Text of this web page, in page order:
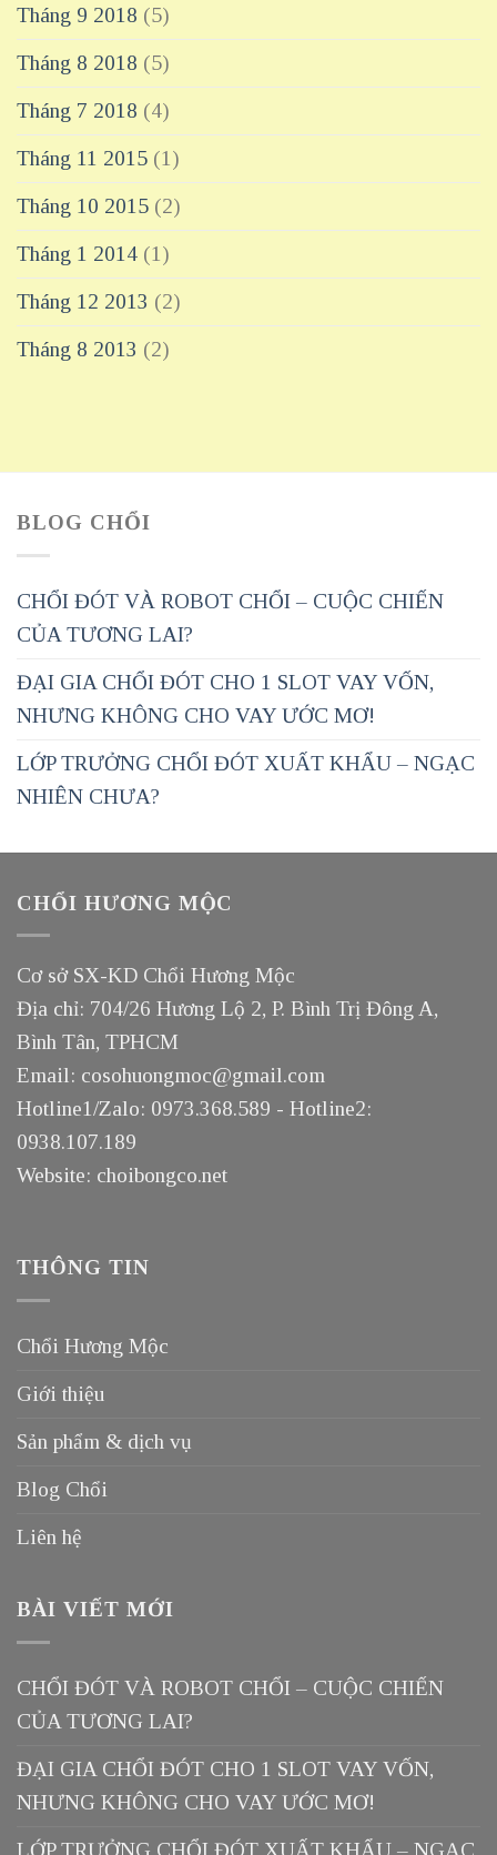
Tháng 9 2018 (5)
Tháng 8 2018 (5)
Tháng 7 2018 (4)
Tháng 11 2015 (1)
Tháng 10 2015 (2)
Tháng 1 2014 (1)
Tháng 12 2013 (2)
Tháng 8 2013 (2)
BLOG CHỔI
CHỔI ĐÓT VÀ ROBOT CHỔI – CUỘC CHIẾN
CỦA TƯƠNG LAI?
ĐẠI GIA CHỔI ĐÓT CHO 1 SLOT VAY VỐN,
NHƯNG KHÔNG CHO VAY ƯỚC MƠ!
LỚP TRƯỞNG CHỔI ĐÓT XUẤT KHẨU – NGẠC
NHIÊN CHƯA?
CHỔI HƯƠNG MỘC
Cơ sở SX-KD Chổi Hương Mộc
Địa chỉ: 704/26 Hương Lộ 2, P. Bình Trị Đông A,
Bình Tân, TPHCM
Email: cosohuongmoc@gmail.com
Hotline1/Zalo: 0973.368.589 - Hotline2:
0938.107.189
Website: choibongco.net
THÔNG TIN
Chổi Hương Mộc
Giới thiệu
Sản phẩm & dịch vụ
Blog Chổi
Liên hệ
BÀI VIẾT MỚI
CHỔI ĐÓT VÀ ROBOT CHỔI – CUỘC CHIẾN
CỦA TƯƠNG LAI?
ĐẠI GIA CHỔI ĐÓT CHO 1 SLOT VAY VỐN,
NHƯNG KHÔNG CHO VAY ƯỚC MƠ!
LỚP TRƯỞNG CHỔI ĐÓT XUẤT KHẨU – NGẠC